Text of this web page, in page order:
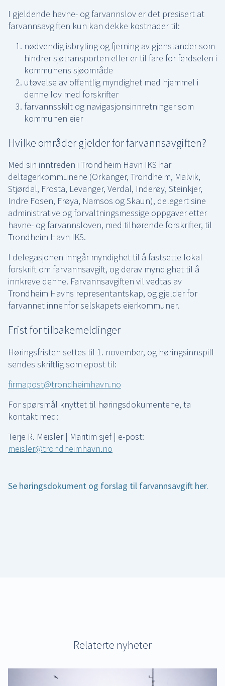
I gjeldende havne- og farvannslov er det presisert at
farvannsavgiften kun kan dekke kostnader til:
nødvendig isbryting og fjerning av gjenstander som
hindrer sjøtransporten eller er til fare for ferdselen i
kommunens sjøområde
utøvelse av offentlig myndighet med hjemmel i
denne lov med forskrifter
farvannsskilt og navigasjonsinnretninger som
kommunen eier
Hvilke områder gjelder for farvannsavgiften?
Med sin inntreden i Trondheim Havn IKS har
deltagerkommunene (Orkanger, Trondheim, Malvik,
Stjørdal, Frosta, Levanger, Verdal, Inderøy, Steinkjer,
Indre Fosen, Frøya, Namsos og Skaun), delegert sine
administrative og forvaltningsmessige oppgaver etter
havne- og farvannsloven, med tilhørende forskrifter, til
Trondheim Havn IKS.
I delegasjonen inngår myndighet til å fastsette lokal
forskrift om farvannsavgift, og derav myndighet til å
innkreve denne. Farvannsavgiften vil vedtas av
Trondheim Havns representantskap, og gjelder for
farvannet innenfor selskapets eierkommuner.
Frist for tilbakemeldinger
Høringsfristen settes til 1. november, og høringsinnspill
sendes skriftlig som epost til:
firmapost@trondheimhavn.no
For spørsmål knyttet til høringsdokumentene, ta
kontakt med:
Terje R. Meisler | Maritim sjef | e-post:
meisler@trondheimhavn.no
Se høringsdokument og forslag til farvannsavgift her.
Relaterte nyheter